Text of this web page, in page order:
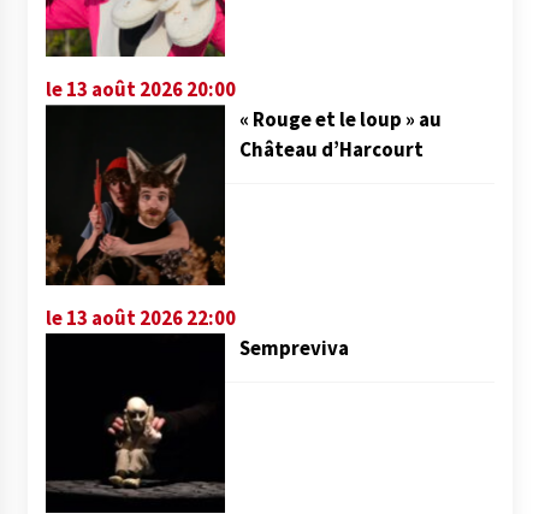
le 13 août 2026 20:00
« Rouge et le loup » au
Château d’Harcourt
le 13 août 2026 22:00
Sempreviva